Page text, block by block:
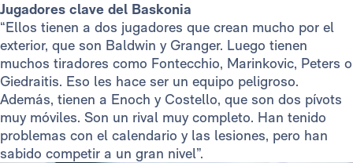
Jugadores clave del Baskonia
“Ellos tienen a dos jugadores que crean mucho por el
exterior, que son Baldwin y Granger. Luego tienen
muchos tiradores como Fontecchio, Marinkovic, Peters o
Giedraitis. Eso les hace ser un equipo peligroso.
Además, tienen a Enoch y Costello, que son dos pívots
muy móviles. Son un rival muy completo. Han tenido
problemas con el calendario y las lesiones, pero han
sabido competir a un gran nivel”.